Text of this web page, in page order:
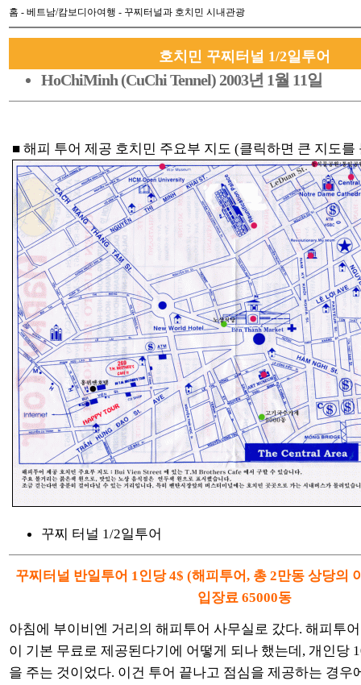
홈 - 베트남/캄보디아여행 - 꾸찌터널과 호치민 시내관광
호치민 꾸찌터널 1/2일투어
HoChiMinh (CuChi Tennel) 2003년 1월 11일
■ 해피 투어 제공 호치민 주요부 지도 (클릭하면 큰 지도를
꾸찌 터널 1/2일투어
꾸찌터널 반일투어 1인당 4$ (해피투어, 총 2만동 상당의
입장료 65000동
아침에 부이비엔 거리의 해피투어 사무실로 갔다. 해피투
이 기본 무료로 제공된다기에 어떻게 되나 했는데, 개인당
을 주는 것이었다. 이건 투어 끝나고 점심을 제공하는 경우